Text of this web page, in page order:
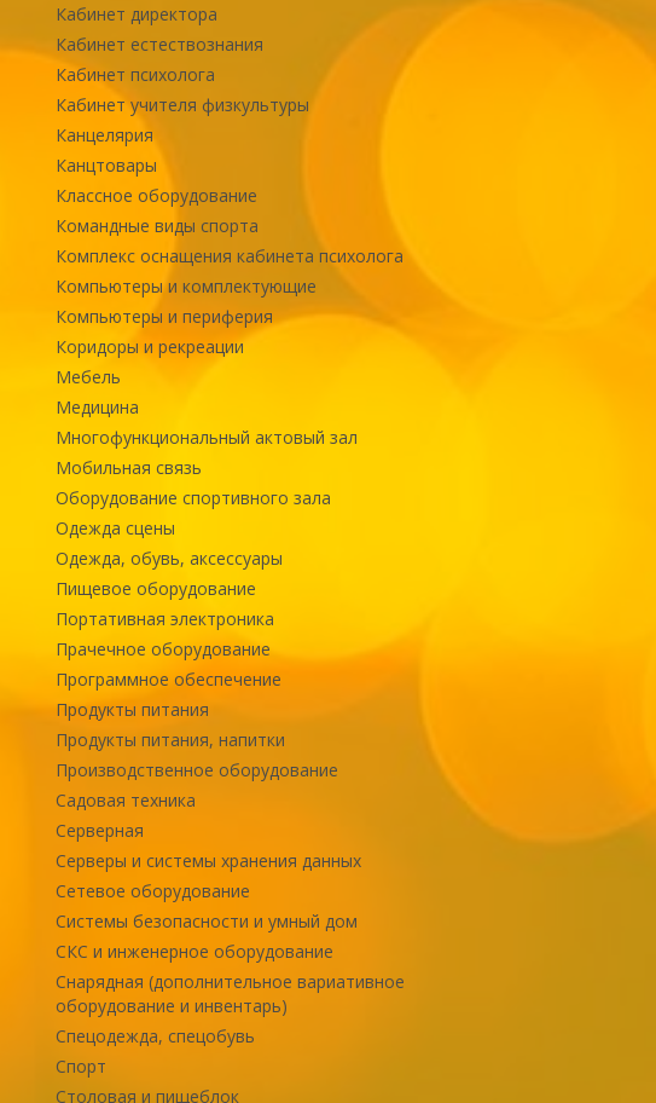
Кабинет директора
Кабинет естествознания
Кабинет психолога
Кабинет учителя физкультуры
Канцелярия
Канцтовары
Классное оборудование
Командные виды спорта
Комплекс оснащения кабинета психолога
Компьютеры и комплектующие
Компьютеры и периферия
Коридоры и рекреации
Мебель
Медицина
Многофункциональный актовый зал
Мобильная связь
Оборудование спортивного зала
Одежда сцены
Одежда, обувь, аксессуары
Пищевое оборудование
Портативная электроника
Прачечное оборудование
Программное обеспечение
Продукты питания
Продукты питания, напитки
Производственное оборудование
Садовая техника
Серверная
Серверы и системы хранения данных
Сетевое оборудование
Системы безопасности и умный дом
СКС и инженерное оборудование
Снарядная (дополнительное вариативное
оборудование и инвентарь)
Спецодежда, спецобувь
Спорт
Столовая и пищеблок